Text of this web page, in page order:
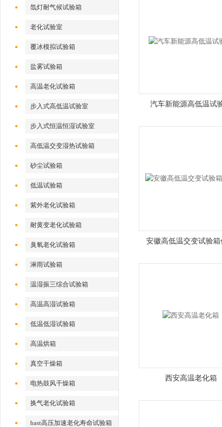
氙灯耐气候试验箱
老化试验室
覆冰模拟试验箱
盐雾试验箱
高温老化试验箱
步入式高低温试验室
步入式恒温恒湿试验室
高低温交变湿热试验箱
砂尘试验箱
低温试验箱
紫外老化试验箱
耐黄变老化试验箱
臭氧老化试验箱
淋雨试验箱
温湿振三综合试验箱
高温高湿试验箱
低温低湿试验箱
高温烘箱
真空干燥箱
电热鼓风干燥箱
换气老化试验箱
hast高压加速老化寿命试验箱
汽车新能源高低温试
安徽高低温交变试验箱
西安高温老化箱